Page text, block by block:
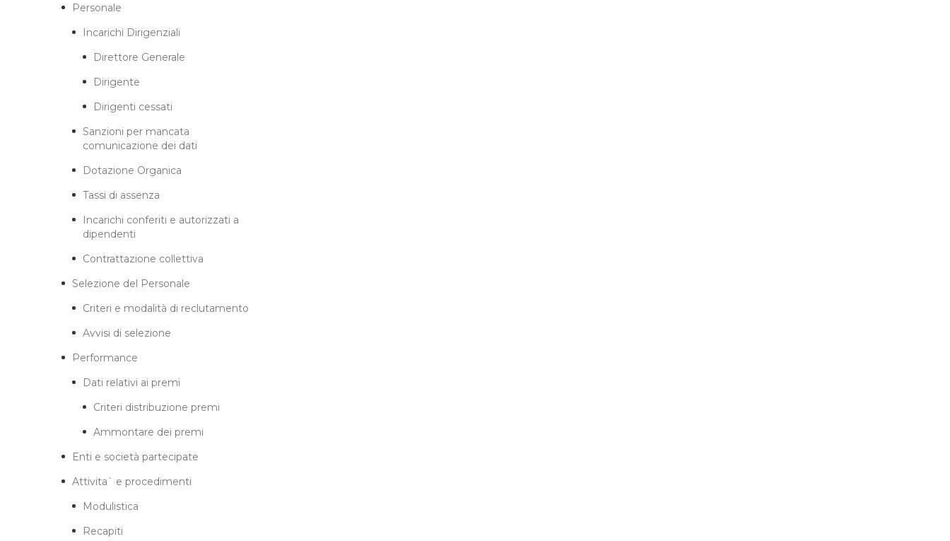
Personale
Incarichi Dirigenziali
Direttore Generale
Dirigente
Dirigenti cessati
Sanzioni per mancata
comunicazione dei dati
Dotazione Organica
Tassi di assenza
Incarichi conferiti e autorizzati a
dipendenti
Contrattazione collettiva
Selezione del Personale
Criteri e modalità di reclutamento
Avvisi di selezione
Performance
Dati relativi ai premi
Criteri distribuzione premi
Ammontare dei premi
Enti e società partecipate
Attivita` e procedimenti
Modulistica
Recapiti